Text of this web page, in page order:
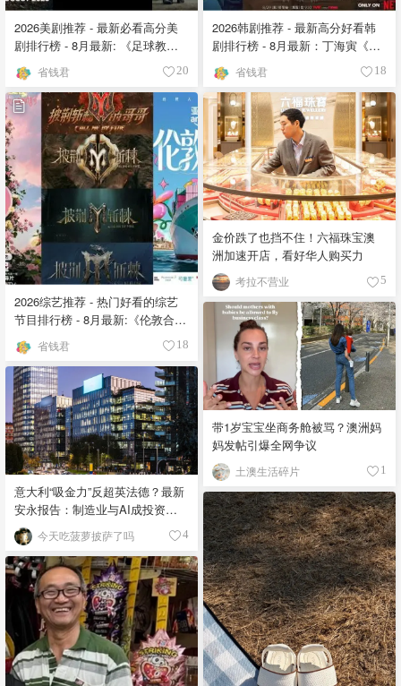
2026美剧推荐 - 最新必看高分美
剧排行榜 - 8月最新: 《​​足球教练
》第四季回归！
省钱君 20
2026韩剧推荐 - 最新高分好看韩
剧排行榜 - 8月最新：丁海寅《我
的荒糖恋爱 》上线❣️
省钱君 18
2026综艺推荐 - 热门好看的综艺
节目排行榜 - 8月最新:《​​伦敦合伙
人》回归啦
省钱君 18
金价跌了也挡不住！六福珠宝澳
洲加速开店，看好华人购买力
考拉不营业 5
带1岁宝宝坐商务舱被骂？澳洲妈
妈发帖引爆全网争议
土澳生活碎片 1
意大利“吸金力”反超英法德？最新
安永报告：制造业与AI成投资新
宠！ 今天吃菠萝披萨了吗 4